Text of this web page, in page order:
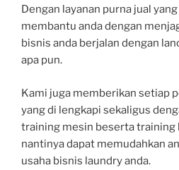
Dengan layanan purna jual
membantu anda dengan
bisnis anda berjalan dengan
apa pun.
Kami juga memberikan setiap
yang di lengkapi sekaligus
training mesin beserta training
nantinya dapat memudahkan
usaha bisnis laundry anda.